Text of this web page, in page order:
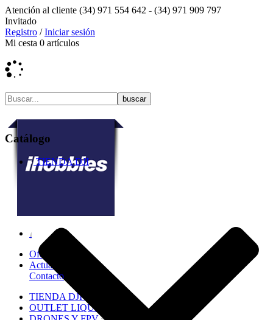
Atención al cliente (34) 971 554 642 - (34) 971 909 797
Invitado
Registro /Iniciar sesión
Mi cesta 0 artículos
Ofertas
Actualidad
Contacto
TIENDA DJI
OUTLET LIQUIDACION
Catálogo
TIENDA DJI